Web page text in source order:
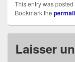
This entry was posted
Bookmark the
Laisser